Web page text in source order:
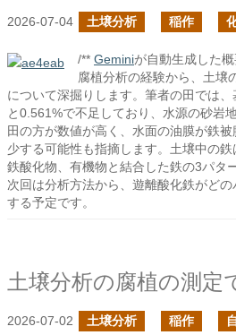
2026-07-04 土壌分析 稲作
/** Geminiが自動生成した
腐植分析の経験から、土壌
について深掘りします。筆者の田では
と0.561%で不足しており、水源の砂岩
田の方が数値が高く、水面の油膜が鉄
少する可能性も指摘します。土壌中の
鉄酸化物、有機物と結合した鉄の3パタ
次回は分析方法から、遊離酸化鉄がど
する予定です。
2026-07-02 土壌分析 稲作